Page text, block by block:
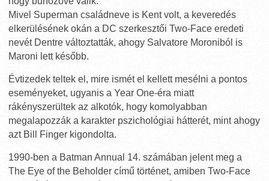
Mivel Superman családneve is Kent volt, a keveredés
elkerülésének okán a DC szerkesztői Two-Face eredeti
nevét Dentre változtatták, ahogy Salvatore Moroniból is
Maroni lett később.
Évtizedek teltek el, mire ismét el kellett mesélni a pontos
eseményeket, ugyanis a Year One-éra miatt
rákényszerültek az alkotók, hogy komolyabban
megalapozzák a karakter pszichológiai hátterét, mint ahogy
azt Bill Finger kigondolta.
1990-ben a Batman Annual 14. számában jelent meg a
The Eye of the Beholder című történet, amiben Two-Face